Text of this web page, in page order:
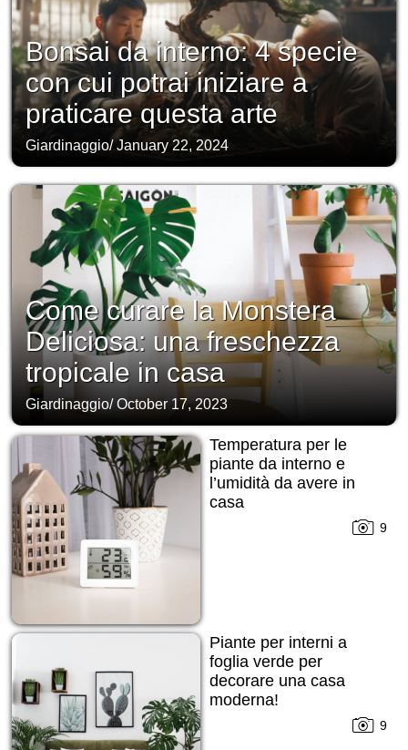
Bonsai da interno: 4 specie
con cui potrai iniziare a
praticare questa arte
Giardinaggio/January 22, 2024
Come curare la Monstera
Deliciosa: una freschezza
tropicale in casa
Giardinaggio/October 17, 2023
Temperatura per le
piante da interno e
l’umidità da avere in
casa
9
Piante per interni a
foglia verde per
decorare una casa
moderna!
9